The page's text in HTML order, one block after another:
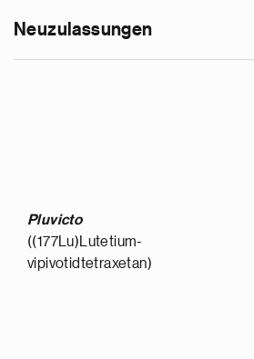
Neuzulassungen
Pluvicto
((177Lu)Lutetium-
vipivotidtetraxetan)